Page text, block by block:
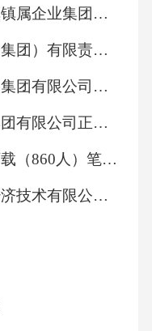
2025广东中山市港口镇镇属企业集团招聘员工总及笔试历年典型考点题库附带答案详解
2025年郑州煤炭工业（集团）有限责任公司校园招聘403人笔试历年典型考点题库附带答案详解
2025年芜湖市投资控股集团有限公司公开招聘招商人员10名笔试历年常考点试题专练附带答案详解
2025年福建南平实业集团有限公司正式员工招聘8人笔试历年难易错考点试卷带答案解析
2025年甘肃农信招聘下载（860人）笔试历年典型考题及考点剖析附带答案详解
2025年江西江投数字经济技术有限公司及所属企业第2批次社会招聘笔试及笔试历年常考点试题专练附带答案详解